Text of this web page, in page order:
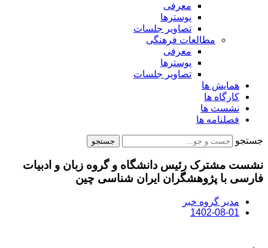
معرفی
پوسترها
تصاویر جلسات
مطالعات فرهنگی
معرفی
پوسترها
تصاویر جلسات
همایش ها
کارگاه ها
نشست ها
فصلنامه ها
جستجو جستجو
نشست مشترک رئیس دانشگاه و گروه زبان و ادبیات
فارسی با پژوهشگران ایران شناسی چین
مدیر گروه خبر
1402-08-01